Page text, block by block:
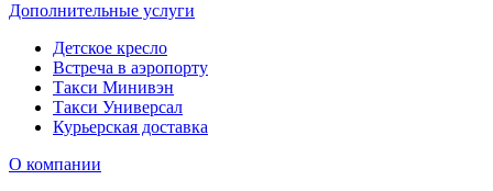
Дополнительные услуги
Детское кресло
Встреча в аэропорту
Такси Минивэн
Такси Универсал
Курьерская доставка
О компании